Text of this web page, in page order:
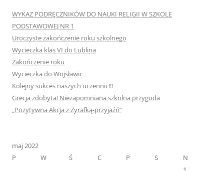
WYKAZ PODRĘCZNIKÓW DO NAUKI RELIGII W SZKOLE
PODSTAWOWEJ NR 1
Uroczyste zakończenie roku szkolnego
Wycieczka klas VI do Lublina
Zakończenie roku
Wycieczka do Wojsławic
Kolejny sukces naszych uczennic!!!
Grecja zdobyta! Niezapomniana szkolna przygoda
„Pozytywna Akcja z Żyrafką-przyjaźń”
maj 2022
P
W Ś C P S
N